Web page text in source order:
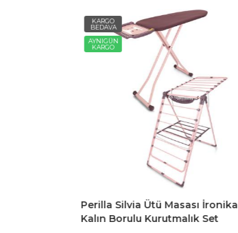
KARGO
BEDAVA
AYNIGÜN
KARGO
Perilla Silvia Ütü Masası İronika
Kalın Borulu Kurutmalık Set